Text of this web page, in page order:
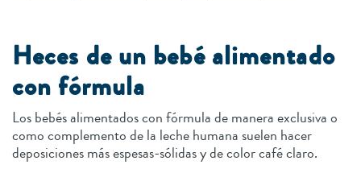
Heces de un bebé alimentado
con fórmula
Los bebés alimentados con fórmula de manera exclusiva o
como complemento de la leche humana suelen hacer
deposiciones más espesas-sólidas y de color café claro.